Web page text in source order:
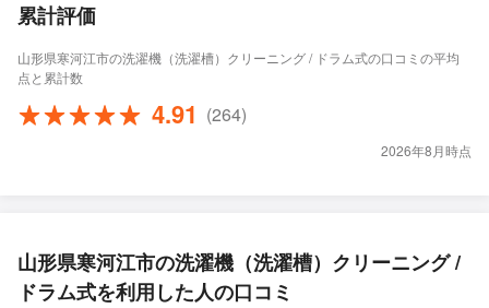
累計評価
山形県寒河江市の洗濯機（洗濯槽）クリーニング / ドラム式の口コミの平均
点と累計数
4.91 (264)
2026年8月時点
山形県寒河江市の洗濯機（洗濯槽）クリーニング /
ドラム式を利用した人の口コミ